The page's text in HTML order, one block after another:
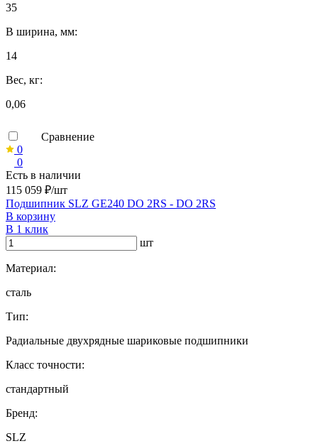
35
B ширина, мм:
14
Вес, кг:
0,06
Сравнение
0
0
Есть в наличии
115 059 ₽/шт
Подшипник SLZ GE240 DO 2RS - DO 2RS
В корзину
В 1 клик
шт
Материал:
сталь
Тип:
Радиальные двухрядные шариковые подшипники
Класс точности:
стандартный
Бренд:
SLZ